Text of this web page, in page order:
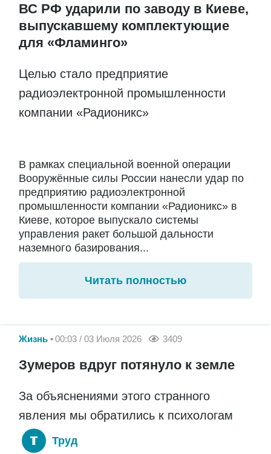
ВС РФ ударили по заводу в Киеве,
выпускавшему комплектующие
для «Фламинго»
Целью стало предприятие
радиоэлектронной промышленности
компании «Радионикс»
В рамках специальной военной операции
Вооружённые силы России нанесли удар по
предприятию радиоэлектронной
промышленности компании «Радионикс» в
Киеве, которое выпускало системы
управления ракет большой дальности
наземного базирования...
Читать полностью
Жизнь 00:03 / 03 Июля 2026 3409
Зумеров вдруг потянуло к земле
За объяснениями этого странного
явления мы обратились к психологам
Труд